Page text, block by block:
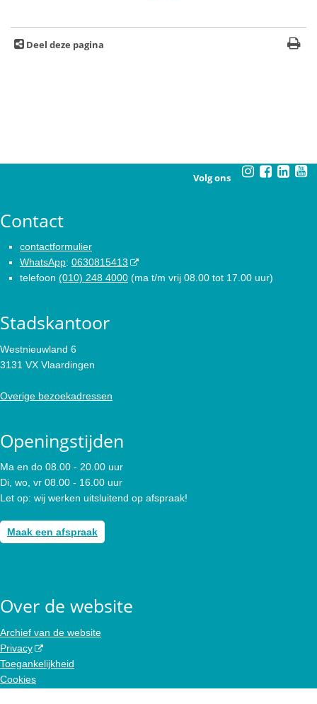
Deel deze pagina
Volg ons
Contact
contactformulier
WhatsApp: 0630815413
telefoon (010) 248 4000 (ma t/m vrij 08.00 tot 17.00 uur)
Stadskantoor
Westnieuwland 6
3131 VX Vlaardingen
Overige bezoekadressen
Openingstijden
Ma en do 08.00 - 20.00 uur
Di, wo, vr 08.00 - 16.00 uur
Let op: wij werken uitsluitend op afspraak!
Maak een afspraak
Over de website
Archief van de website
Privacy
Toegankelijkheid
Cookies